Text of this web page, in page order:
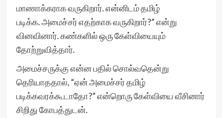
மாணாக்கராக வருகிறார். என்னிடம் தமிழ்
படிக்க. அமைச்சர் எதற்காக வருகிறார்?” என்று
வினவினார். கண்களில் ஒரு கேள்வியையும்
தோற்றுவித்தார்.
அமைச்சருக்கு என்ன பதில் சொல்வதென்று
தெரியாததால், “ஏன் அமைச்சர் தமிழ்
படிக்கவரக்கூடாதோ?” என்றொரு கேள்வியை வீசினார்
சிறிது கோபத்துடன்.